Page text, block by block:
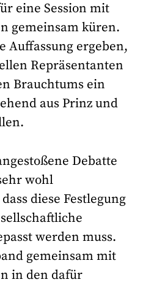
eine Session mit
gemeinsam küren.
Auffassung ergeben,
Repräsentanten
Brauchtums ein
aus Prinz und
Debatte
wohl
diese Festlegung
werden muss.
gemeinsam mit
in den dafür